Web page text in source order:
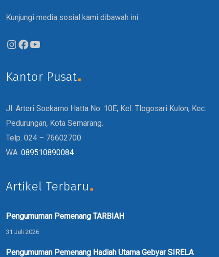
Kunjungi media sosial kami dibawah ini :
Kantor Pusat
Jl. Arteri Soekarno Hatta No. 10E, Kel. Tlogosari Kulon, Kec.
Pedurungan, Kota Semarang.
Telp. 024 – 76602700
WA. 089510890084
Artikel Terbaru
Pengumuman Pemenang TARBIAH
31 Juli 2026
Pengumuman Pemenang Hadiah Utama Gebyar SIRELA